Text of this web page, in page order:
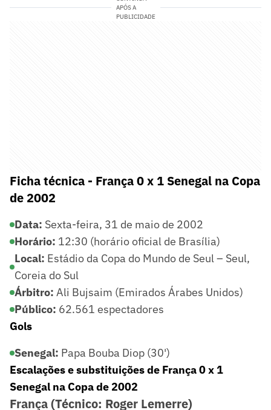
APÓS A
PUBLICIDADE
Ficha técnica - França 0 x 1 Senegal na Copa
de 2002
Data: Sexta-feira, 31 de maio de 2002
Horário: 12:30 (horário oficial de Brasília)
Local: Estádio da Copa do Mundo de Seul – Seul,
Coreia do Sul
Árbitro: Ali Bujsaim (Emirados Árabes Unidos)
Público: 62.561 espectadores
Gols
Senegal: Papa Bouba Diop (30')
Escalações e substituições de França 0 x 1
Senegal na Copa de 2002
França (Técnico: Roger Lemerre)